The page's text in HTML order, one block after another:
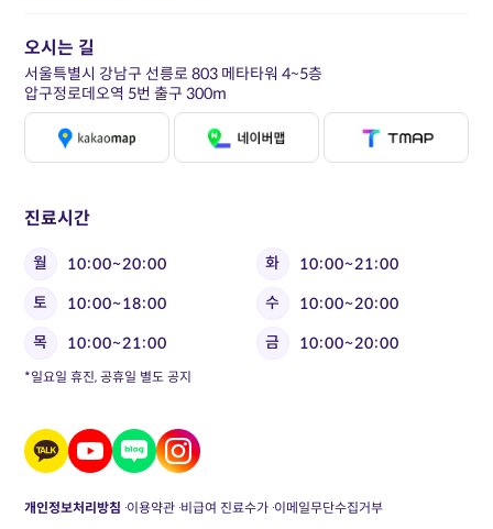
진료시간
월 10:00~20:00 화
10:00~21:00
토
10:00~18:00 수
10:00~20:00
목
10:00~21:00 금 10:00~20:00
*일요일 휴진, 공휴일 별도 공지
오시는 길
서울특별시 강남구 선릉로 803 메타타워 4~5층
압구정로데오역 5번 출구 300m
개인정보처리방침 이용약관 비급여 진료수가 이메일무단수집거부